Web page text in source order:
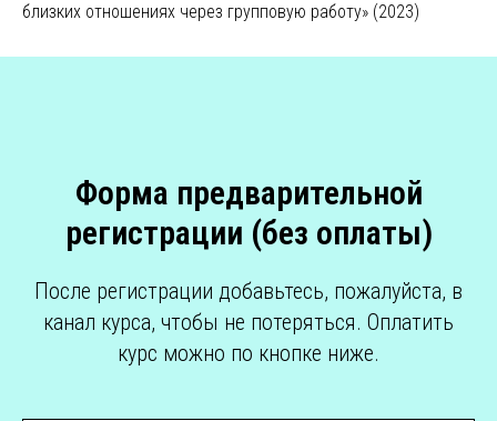
близких отношениях через групповую работу» (2023)
Форма предварительной
регистрации (без оплаты)
После регистрации добавьтесь, пожалуйста, в
канал курса, чтобы не потеряться. Оплатить
курс можно по кнопке ниже.